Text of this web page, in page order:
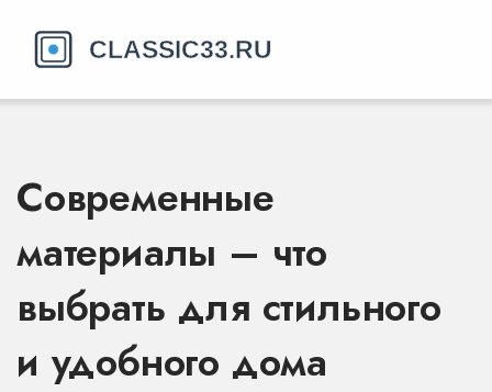
Современные
материалы – что
выбрать для стильного
и удобного дома